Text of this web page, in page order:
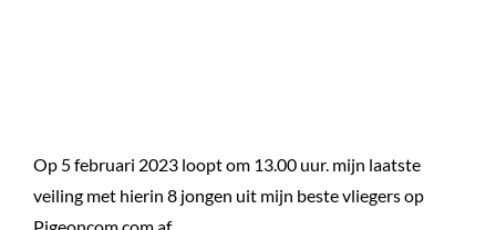
Op 5 februari 2023 loopt om 13.00 uur. mijn laatste
veiling met hierin 8 jongen uit mijn beste vliegers op